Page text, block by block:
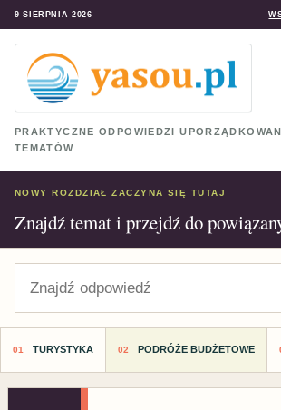
9 SIERPNIA 2026
PRAKTYCZNE ODPOWIEDZI
TEMATÓW
NOWY ROZDZIAŁ ZACZYNA SIĘ TUTAJ
Znajdź temat i przejdź do
TURYSTYKA PODRÓŻE BUDŻETOWE